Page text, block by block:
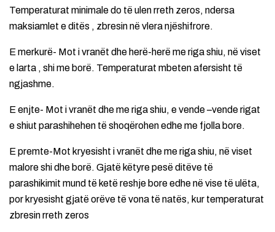
Temperaturat minimale do të ulen rreth zeros, ndersa
maksiamlet e ditës , zbresin në vlera njëshifrore.
E merkurë- Mot i vranët dhe herë-herë me riga shiu, në viset
e larta , shi me borë. Temperaturat mbeten afersisht të
ngjashme.
E enjte- Mot i vranët dhe me riga shiu, e vende –vende rigat
e shiut parashihehen të shoqërohen edhe me fjolla bore.
E premte-Mot kryesisht i vranët dhe me riga shiu, në viset
malore shi dhe borë. Gjatë këtyre pesë ditëve të
parashikimit mund të ketë reshje bore edhe në vise të ulëta,
por kryesisht gjatë orëve të vona të natës, kur temperaturat
zbresin rreth zeros